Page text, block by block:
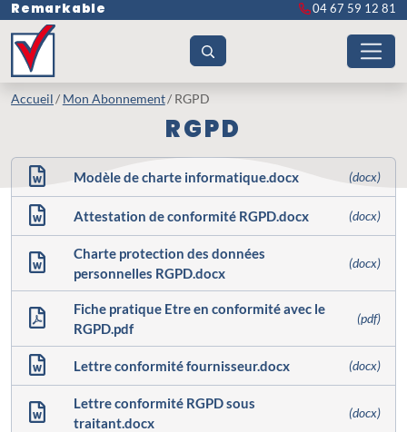
Remarkable 04 67 59 12 81
Accueil Mon Abonnement RGPD
RGPD
Modèle de charte informatique.docx (docx)
Attestation de conformité RGPD.docx (docx)
Charte protection des données
personnelles RGPD.docx
(docx)
Fiche pratique Etre en conformité avec le
RGPD.pdf
(pdf)
Lettre conformité fournisseur.docx (docx)
Lettre conformité RGPD sous
traitant.docx
(docx)